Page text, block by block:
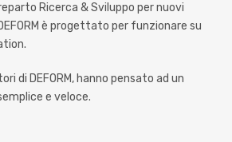
Ricerca & Sviluppo per nuovi
è progettato per funzionare su
di DEFORM, hanno pensato ad un
e veloce.